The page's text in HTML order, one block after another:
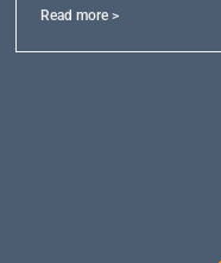
Read more >